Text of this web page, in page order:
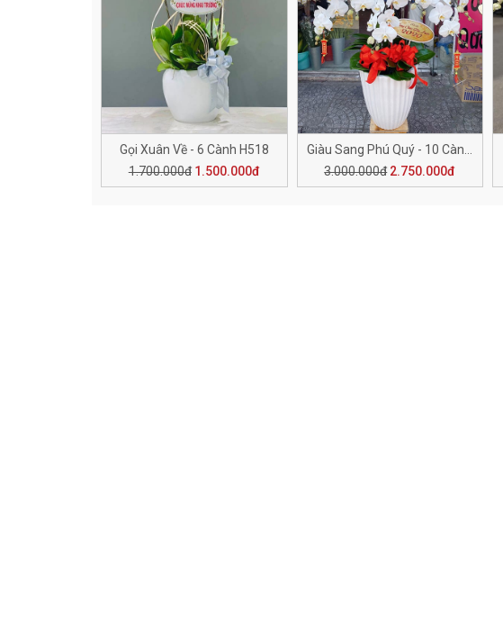
Gọi Xuân Về - 6 Cành H518
1.700.000đ 1.500.000đ
3.000.000đ 2.750.000đ